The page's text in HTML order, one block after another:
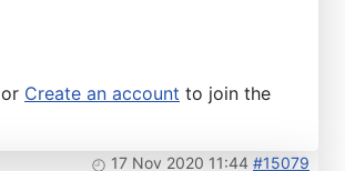
or Create an account to join the
17 Nov 2020 11:44 #15079